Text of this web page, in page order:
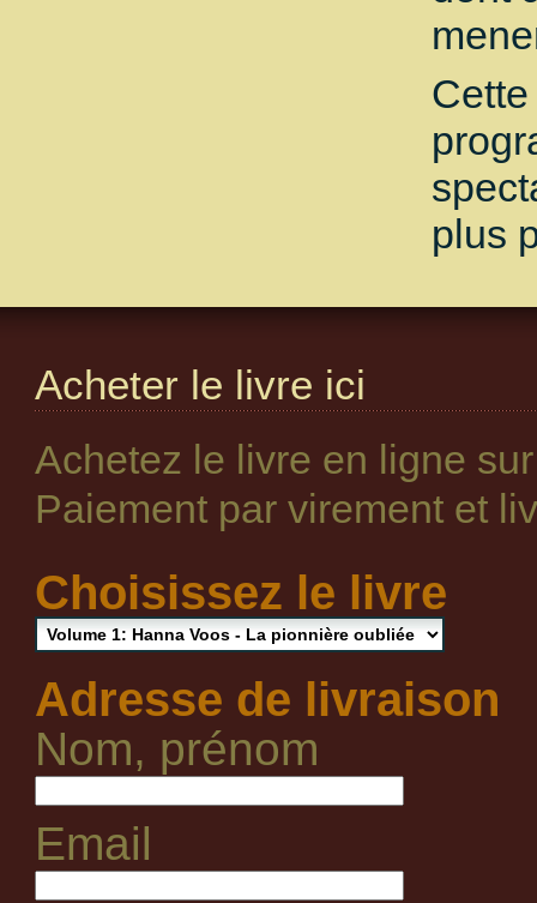
plus
Acheter le livre ici
Achetez le livre en ligne
Paiement par virement et
Choisissez le livre
Adresse de livraison
Nom, prénom
Email